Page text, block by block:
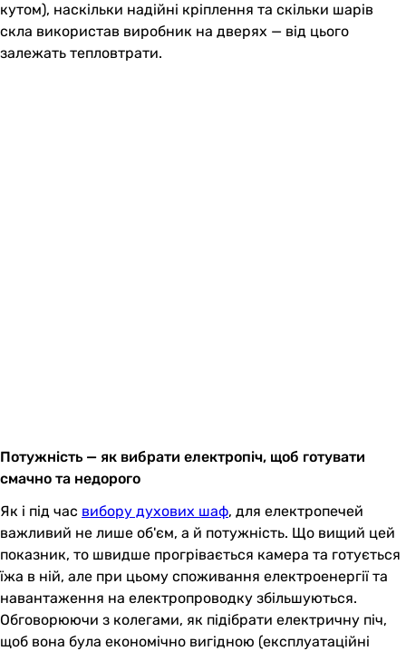
кутом), наскільки надійні кріплення та скільки шарів
скла використав виробник на дверях — від цього
залежать тепловтрати.
Потужність — як вибрати електропіч, щоб готувати
смачно та недорого
Як і під час вибору духових шаф, для електропечей
важливий не лише об'єм, а й потужність. Що вищий цей
показник, то швидше прогрівається камера та готується
їжа в ній, але при цьому споживання електроенергії та
навантаження на електропроводку збільшуються.
Обговорюючи з колегами, як підібрати електричну піч,
щоб вона була економічно вигідною (експлуатаційні